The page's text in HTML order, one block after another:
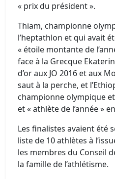
« prix du président ».
Thiam, championne
l’heptathlon et qui avait
« étoile montante de
face à la Grecque
d’or aux JO 2016 et aux
saut à la perche, et
championne olympique
et « athlète de l’année »
Les finalistes avaient été
liste de 10 athlètes à
les membres du Conseil
la famille de l’athlétisme.